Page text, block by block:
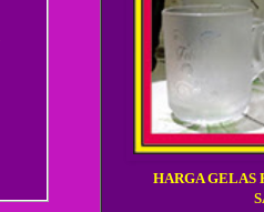
HARGA